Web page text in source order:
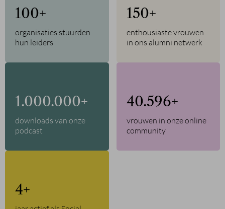
organisaties stuurden
hun leiders
100+
enthousiaste vrouwen
in ons alumni netwerk
150+
downloads van onze
podcast
1.000.000+
vrouwen in onze online
community
49.705+
4+